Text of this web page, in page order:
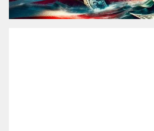
@Armteam_admin_33
118